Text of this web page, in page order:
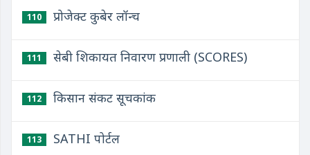
110 प्रोजेक्ट कुबेर लॉन्च
111 सेबी शिकायत निवारण प्रणाली (SCORES)
112 किसान संकट सूचकांक
113 SATHI पोर्टल